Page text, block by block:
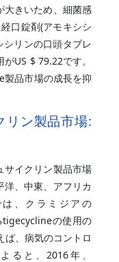
大きいため、細菌感
口錠剤(アモキシシ
リンの口頭タブレ
US $ 79.22です。
品市場の成長を抑
リン製品市場:
サイクリン製品市場
、中東、アフリカ
、クラミジアの
の使用の
ば、病気のコントロ
ると、2016年、